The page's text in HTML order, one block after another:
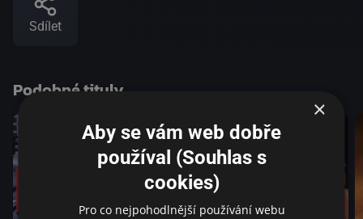
hromadí, Markusovi je jasné, že mohlo jít o pečlivě
naplánovaný atentát, jehož obětí se nakonec náhodnou
náhodnosti vesmíru ... a, no, o smyslu života. Dánské
herečka, Nejlepší hudba, Nejlepší vizuální efekty | 2021
Ceny Bodil | Nejlepší mužská vedlejší role | 2021 MFF
Rotterdam | Limelight selection | 2021
Sdílet
Podobné tituly
×
Aby se vám web dobře
používal (Souhlas s
cookies)
Pro co nejpohodlnější používání webu